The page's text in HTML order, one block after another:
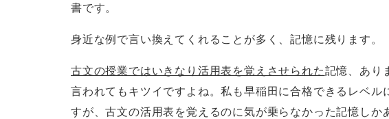
書です。
身近な例で言い換えてくれることが多く、記憶に残ります。
古文の授業ではいきなり活用表を覚えさせられた記憶、あり
言われてもキツイですよね。私も早稲田に合格できるレベル
すが、古文の活用表を覚えるのに気が乗らなかった記憶しか